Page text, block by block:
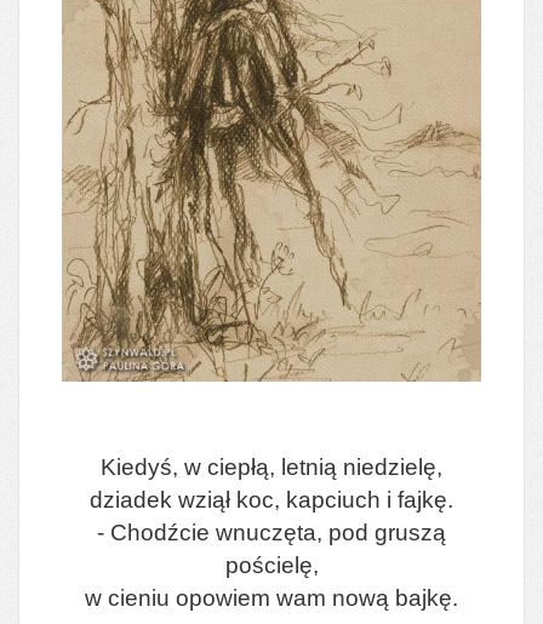
Kiedyś, w ciepłą, letnią niedzielę,
dziadek wziął koc, kapciuch i fajkę.
- Chodźcie wnuczęta, pod gruszą
pościelę,
w cieniu opowiem wam nową bajkę.